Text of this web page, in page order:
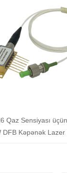
Qaz Sensiyası
DFB Kəpənək Lazer